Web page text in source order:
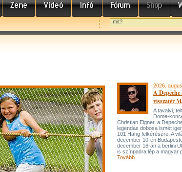
2026.
A
visszatér
A tavalyi,
Dome-
Christian Eigner, a
legendás dobosa ismét
101 Hang felkérésére. A
december 10-én
december 16-án a berlini
is színpadra lép a magyar
Tovább